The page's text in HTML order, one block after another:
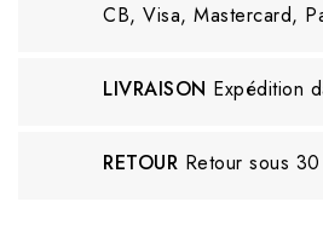
CB, Visa, Mastercard,
LIVRAISON Expédition
RETOUR Retour sous